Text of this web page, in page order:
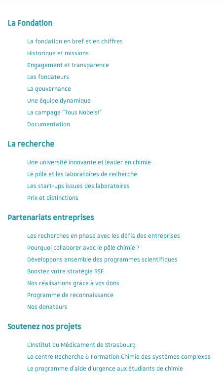
La Fondation
La fondation en bref et en chiffres
Historique et missions
Engagement et transparence
Les fondateurs
La gouvernance
Une équipe dynamique
La campage "Tous Nobels!"
Documentation
La recherche
Une université innovante et leader en chimie
Le pôle et les laboratoires de recherche
Les start-ups issues des laboratoires
Prix et distinctions
Partenariats entreprises
Les recherches en phase avec les défis des entreprises
Pourquoi collaborer avec le pôle chimie ?
Développons ensemble des programmes scientifiques
Boostez votre stratégie RSE
Nos réalisations grâce à vos dons
Programme de reconnaissance
Nos donateurs
Soutenez nos projets
L'Institut du Médicament de Strasbourg
Le centre Recherche & Formation Chimie des systèmes complexes
Le programme d'aide d'urgence aux étudiants de chimie